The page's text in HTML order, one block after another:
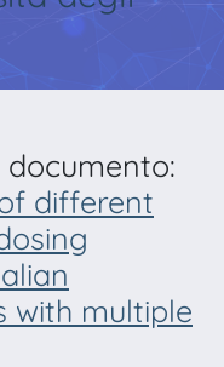
documento:
different
with multiple